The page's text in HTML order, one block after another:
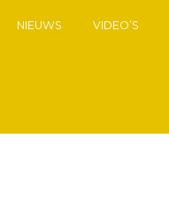
NIEUWS VIDEO’S